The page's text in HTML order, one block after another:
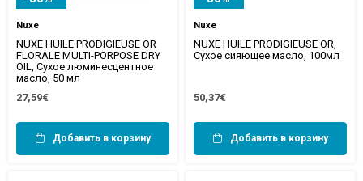
Nuxe
NUXE HUILE PRODIGIEUSE OR
FLORALE MULTI-PORPOSE DRY
OIL, Сухое люминесцентное
масло, 50 мл
27,59€
Добавить в корзину
Nuxe
NUXE HUILE PRODIGIEUSE OR,
Сухое сияющее масло, 100мл
50,37€
Добавить в корзину